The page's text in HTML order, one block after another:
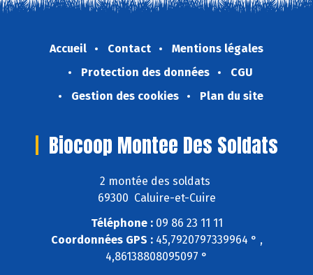
Accueil Contact
Mentions légales
Protection des données
CGU
Gestion des cookies
Plan du site
Biocoop Montee Des Soldats
2 montée des soldats
69300 Caluire-et-Cuire
Téléphone :09 86 23 11 11
Coordonnées GPS :45,7920797339964 ° ,
4,86138808095097 °